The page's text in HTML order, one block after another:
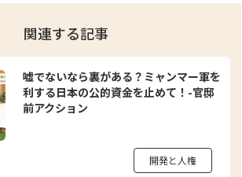
関連する記事
嘘でないなら裏がある？ミャンマー軍を
利する日本の公的資金を止めて！-官邸
前アクション
開発と人権